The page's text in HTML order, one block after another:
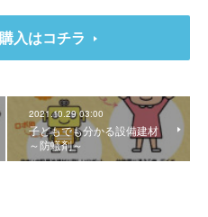
入はコチラ
2021.10.29 03:00
子どもでも分かる設備建材
～防蟻剤～